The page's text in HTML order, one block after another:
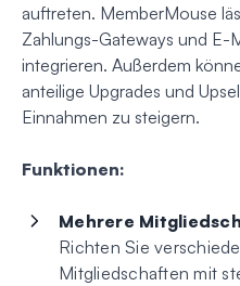
auftreten. MemberMouse
Zahlungs-Gateways und
integrieren. Außerdem
anteilige Upgrades und
Einnahmen zu steigern.
Funktionen:
Mehrere
Richten Sie
Mitgliedschaften mit